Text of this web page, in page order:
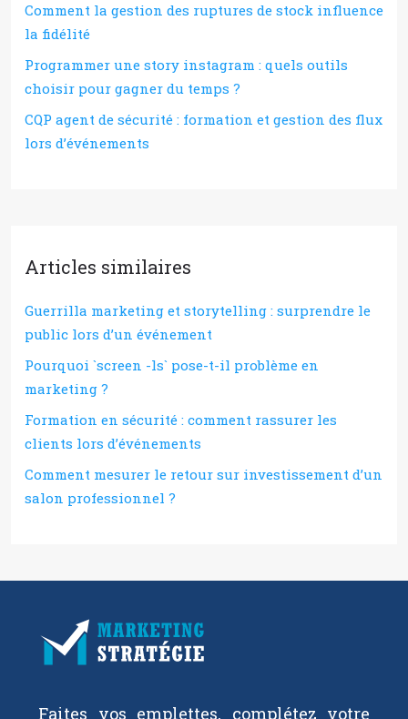
Comment la gestion des ruptures de stock influence
la fidélité
Programmer une story instagram : quels outils
choisir pour gagner du temps ?
CQP agent de sécurité : formation et gestion des flux
lors d’événements
Articles similaires
Guerrilla marketing et storytelling : surprendre le
public lors d’un événement
Pourquoi `screen -ls` pose-t-il problème en
marketing ?
Formation en sécurité : comment rassurer les
clients lors d’événements
Comment mesurer le retour sur investissement d’un
salon professionnel ?
Faites vos emplettes, complétez votre